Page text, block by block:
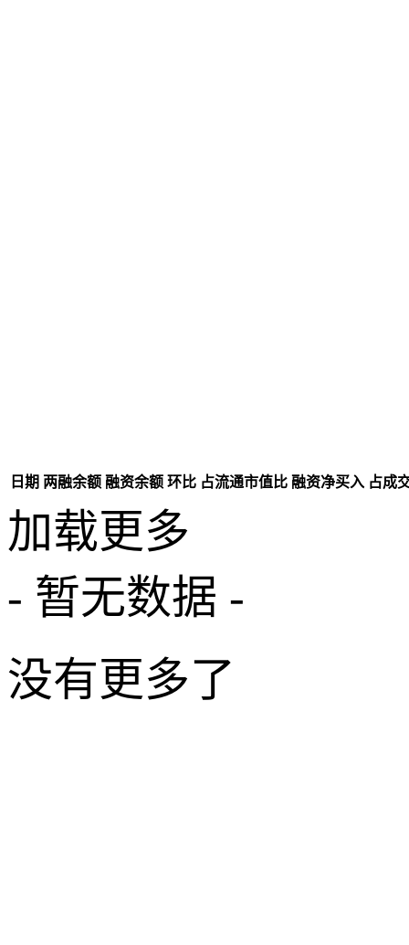
日期 两融余额 融资余额 环比 占流通市值比 融资净买入 占成
加载更多
- 暂无数据 -
没有更多了